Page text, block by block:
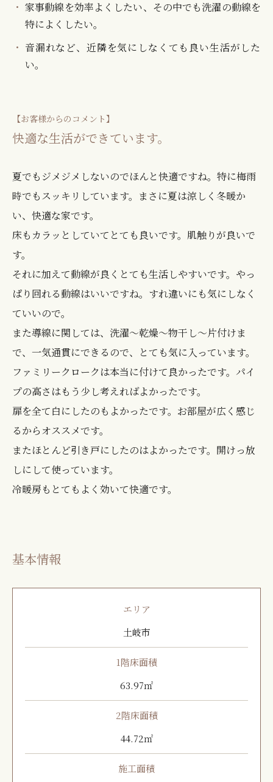
家事動線を効率よくしたい、その中でも洗濯の動線を
特によくしたい。
音漏れなど、近隣を気にしなくても良い生活がした
い。
【お客様からのコメント】
快適な生活ができています。
夏でもジメジメしないのでほんと快適ですね。特に梅雨
時でもスッキリしています。まさに夏は涼しく冬暖か
い、快適な家です。
床もカラッとしていてとても良いです。肌触りが良いで
す。
それに加えて動線が良くとても生活しやすいです。やっ
ぱり回れる動線はいいですね。すれ違いにも気にしなく
ていいので。
また導線に関しては、洗濯～乾燥～物干し～片付けま
で、一気通貫にできるので、とても気に入っています。
ファミリークロークは本当に付けて良かったです。パイ
プの高さはもう少し考えればよかったです。
扉を全て白にしたのもよかったです。お部屋が広く感じ
るからオススメです。
またほとんど引き戸にしたのはよかったです。開けっ放
しにして使っています。
冷暖房もとてもよく効いて快適です。
基本情報
エリア
土岐市
1階床面積
63.97㎡
2階床面積
44.72㎡
施工面積